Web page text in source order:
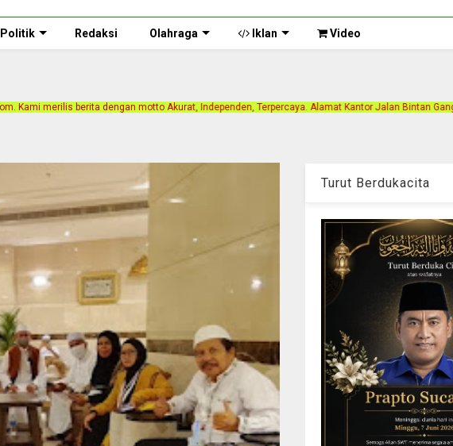
Politik Redaksi Olahraga Iklan Video
motto Akurat, Independen, Terpercaya. Alamat Kantor Jalan Bintan Gang Paris 1. Berlangganan
Turut Berdukacita